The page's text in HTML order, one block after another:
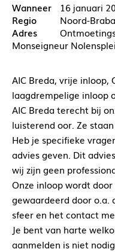
16 januari
Noord-
Monseigneur
AIC Breda, vrije inloop,
laagdrempelige inloop
AIC Breda terecht bij
luisterend oor. Ze
Heb je specifieke
advies geven. Dit
wij zijn geen
Onze inloop wordt
gewaardeerd door o.a.
sfeer en het contact
Je bent van harte
aanmelden is niet